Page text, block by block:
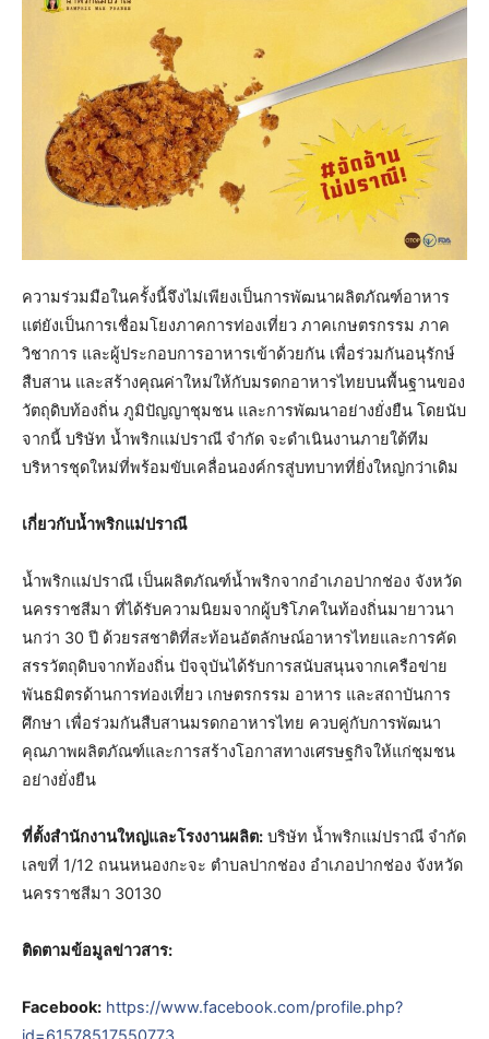
ความร่วมมือในครั้งนี้จึงไม่เพียงเป็นการพัฒนาผลิตภัณฑ์อาหาร
แต่ยังเป็นการเชื่อมโยงภาคการท่องเที่ยว ภาคเกษตรกรรม ภาค
วิชาการ และผู้ประกอบการอาหารเข้าด้วยกัน เพื่อร่วมกันอนุรักษ์
สืบสาน และสร้างคุณค่าใหม่ให้กับมรดกอาหารไทยบนพื้นฐานของ
วัตถุดิบท้องถิ่น ภูมิปัญญาชุมชน และการพัฒนาอย่างยั่งยืน โดยนับ
จากนี้ บริษัท น้ำพริกแม่ปราณี จำกัด จะดำเนินงานภายใต้ทีม
บริหารชุดใหม่ที่พร้อมขับเคลื่อนองค์กรสู่บทบาทที่ยิ่งใหญ่กว่าเดิม
​เกี่ยวกับน้ำพริกแม่ปราณี
น้ำพริกแม่ปราณี เป็นผลิตภัณฑ์น้ำพริกจากอำเภอปากช่อง จังหวัด
นครราชสีมา ที่ได้รับความนิยมจากผู้บริโภคในท้องถิ่นมายาวนา
นกว่า 30 ปี ด้วยรสชาติที่สะท้อนอัตลักษณ์อาหารไทยและการคัด
สรรวัตถุดิบจากท้องถิ่น ปัจจุบันได้รับการสนับสนุนจากเครือข่าย
พันธมิตรด้านการท่องเที่ยว เกษตรกรรม อาหาร และสถาบันการ
ศึกษา เพื่อร่วมกันสืบสานมรดกอาหารไทย ควบคู่กับการพัฒนา
คุณภาพผลิตภัณฑ์และการสร้างโอกาสทางเศรษฐกิจให้แก่ชุมชน
อย่างยั่งยืน
ที่ตั้งสำนักงานใหญ่และโรงงานผลิต: บริษัท น้ำพริกแม่ปราณี จำกัด
เลขที่ 1/12 ถนนหนองกะจะ ตำบลปากช่อง อำเภอปากช่อง จังหวัด
นครราชสีมา 30130
ติดตามข้อมูลข่าวสาร:
Facebook: https://www.facebook.com/profile.php?